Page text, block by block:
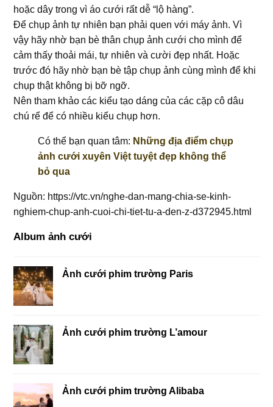
hoặc dây trong vì áo cưới rất dễ “lộ hàng”.
Để chụp ảnh tự nhiên bạn phải quen với máy ảnh. Vì
vậy hãy nhờ bạn bè thân chụp ảnh cưới cho mình để
cảm thấy thoải mái, tự nhiên và cười đẹp nhất. Hoặc
trước đó hãy nhờ bạn bè tập chụp ảnh cùng mình để khi
chụp thật không bị bỡ ngỡ.
Nên tham khảo các kiểu tạo dáng của các cặp cô dâu
chú rể để có nhiều kiểu chụp hơn.
Có thể bạn quan tâm: Những địa điểm chụp
ảnh cưới xuyên Việt tuyệt đẹp không thể
bỏ qua
Nguồn: https://vtc.vn/nghe-dan-mang-chia-se-kinh-
nghiem-chup-anh-cuoi-chi-tiet-tu-a-den-z-d372945.html
Album ảnh cưới
Ảnh cưới phim trường Paris
Ảnh cưới phim trường L’amour
Ảnh cưới phim trường Alibaba